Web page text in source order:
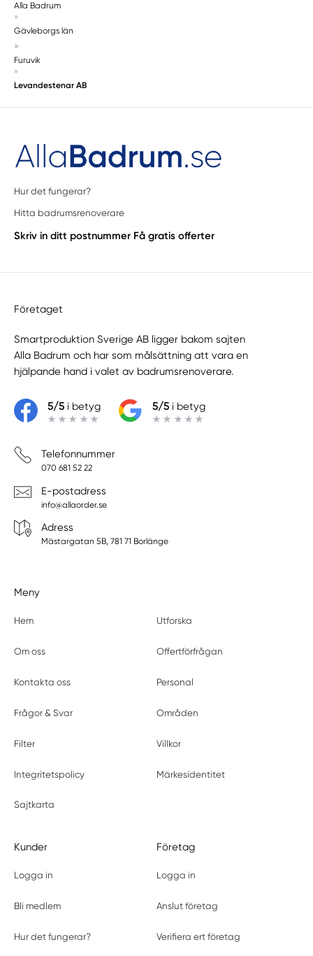
Alla Badrum
»
Gävleborgs län
»
Furuvik
»
Levandestenar AB
Hur det fungerar?
Hitta badrumsrenoverare
Skriv in ditt postnummer Få gratis offerter
Företaget
Smartproduktion Sverige AB ligger bakom sajten
Alla Badrum och har som målsättning att vara en
hjälpande hand i valet av badrumsrenoverare.
5/5i betyg 5/5i betyg
Telefonnummer
070 681 52 22
E-postadress
info@allaorder.se
Adress
Mästargatan 5B, 781 71 Borlänge
Meny
Hem Utforska
Om oss Offertförfrågan
Kontakta oss Personal
Frågor & Svar Områden
Filter Villkor
Integritetspolicy Märkesidentitet
Sajtkarta
Kunder
Logga in
Bli medlem
Hur det fungerar?
Företag
Logga in
Anslut företag
Verifiera ert företag